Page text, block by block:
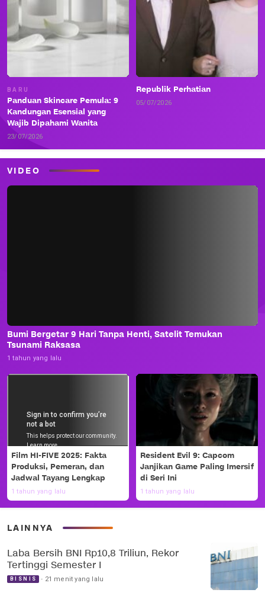
BARU
Panduan Skincare Pemula: 9
Kandungan Esensial yang
Wajib Dipahami Wanita
23/07/2026
Republik Perhatian
05/07/2026
VIDEO
Bumi Bergetar 9 Hari Tanpa Henti, Satelit Temukan
Tsunami Raksasa
1 tahun yang lalu
Film HI-FIVE 2025: Fakta
Produksi, Pemeran, dan
Jadwal Tayang Lengkap
1 tahun yang lalu
Resident Evil 9: Capcom
Janjikan Game Paling Imersif
di Seri Ini
1 tahun yang lalu
LAINNYA
Laba Bersih BNI Rp10,8 Triliun, Rekor
Tertinggi Semester I
BISNIS 21 menit yang lalu